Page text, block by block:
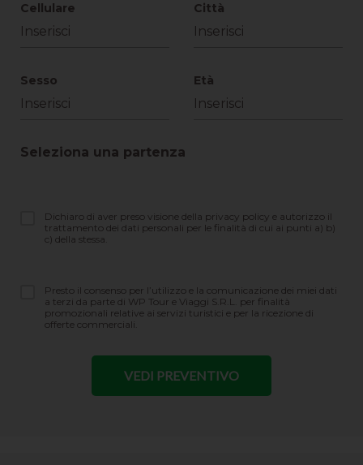
Cellulare Città
Sesso Età
Seleziona una partenza
Dichiaro di aver preso visione della privacy policy e autorizzo il
trattamento dei dati personali per le finalità di cui ai punti a) b)
c) della stessa.
Presto il consenso per l’utilizzo e la comunicazione dei miei dati
a terzi da parte di WP Tour e Viaggi S.R.L. per finalità
promozionali relative ai servizi turistici e per la ricezione di
offerte commerciali.